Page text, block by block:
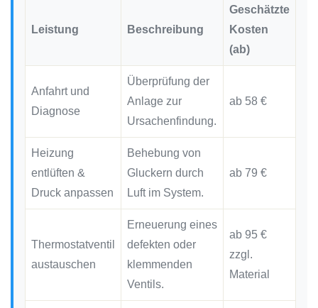
Leistung Beschreibung
Geschätzte
Kosten
(ab)
Anfahrt und
Diagnose
Überprüfung der
Anlage zur
Ursachenfindung.
ab 58 €
Heizung
entlüften &
Druck anpassen
Behebung von
Gluckern durch
Luft im System.
ab 79 €
Thermostatventil
austauschen
Erneuerung eines
defekten oder
klemmenden
Ventils.
ab 95 €
zzgl.
Material